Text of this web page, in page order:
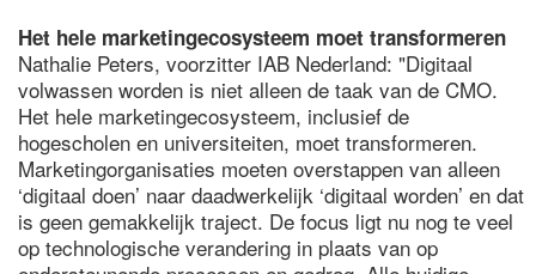
Het hele marketingecosysteem moet transformeren
Nathalie Peters, voorzitter IAB Nederland: "Digitaal
volwassen worden is niet alleen de taak van de CMO.
Het hele marketingecosysteem, inclusief de
hogescholen en universiteiten, moet transformeren.
Marketingorganisaties moeten overstappen van alleen
‘digitaal doen’ naar daadwerkelijk ‘digitaal worden’ en dat
is geen gemakkelijk traject. De focus ligt nu nog te veel
op technologische verandering in plaats van op